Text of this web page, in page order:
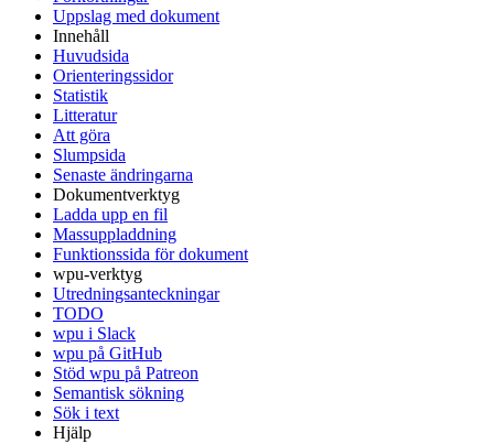
Uppslag med dokument
Innehåll
Huvudsida
Orienteringssidor
Statistik
Litteratur
Att göra
Slumpsida
Senaste ändringarna
Dokumentverktyg
Ladda upp en fil
Massuppladdning
Funktionssida för dokument
wpu-verktyg
Utredningsanteckningar
TODO
wpu i Slack
wpu på GitHub
Stöd wpu på Patreon
Semantisk sökning
Sök i text
Hjälp